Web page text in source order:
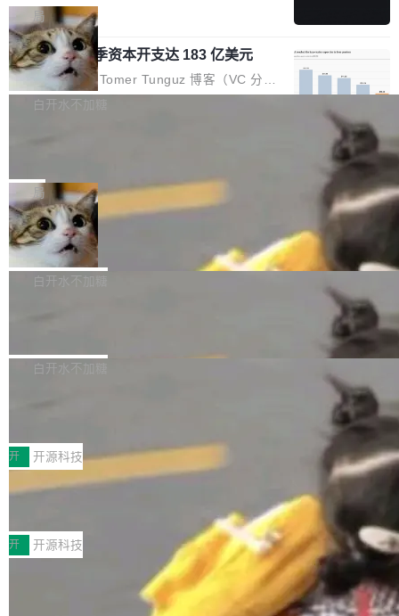
了。 闲置的 cell 会休眠到几乎不占资源。当 cel
l 迁移或唤醒时，新宿主从 S3 恢复 SQLite 数据
库继续执行。存储库是持久化的唯一真相...
例如iQOO Z11i、REDMI Note 17、REDMI No
te 17 Pro、OPPO K15，要么是vivo X300 E这
样的次旗舰。 Galaxy Z Fold8 Ultra / Z Fold8 /
Z Flip8三款折叠屏新机均在7月22日发布，且全
部搭载骁龙8 Elite Gen5 for Galaxy，它们本该
个在 git commit 之间记录每一次编辑操作的版
本控制系统。目前处于 Early Access 阶段。 De
ltaDB 的核心思路直接写在 landing page 最显
眼的位置：「Software is made between com
mits」——软件是在 commit 之间写出来的。git
是把这段空隙补上。 回退到任何一次编辑：Delt
aDB 捕获 commit 之间的每一次操作，...
局
SpaceXAI 单季资本开支达 183 亿美元
根据风险投资人Tomer Tunguz 博客（VC 分
析）披露的最新分析与第二季度业绩报告，Spac
微软同期总资本开支的四成。 与亚马逊、Alpha
bet、微软以及 Meta 等传统科技巨头相比，Spa
ceXAI的资金消耗速度尤为引人瞩目。然而，支
撑庞大支出的资金来源却呈现出截然不同的面
貌。数据显示，微软和 Meta 主要依托充沛的经
白开水不加糖
一个在终端里运行的编程 agent；Muse Spark
1.2，驱动这个 agent 的新模型。一句话概括：
你可以用 curl -fsSL https://dev.meta.ai/install.
sh | bash 安装一个能在大项目里自动规划、写
代码、验证结果的 AI 终端工具。 据介绍，Muse
个主 agent 循环，外加一组后台 agent。这些后
局
美团开源 LoHoSearch，用知识图谱校
准 AI 能力认知
机器出题的前提，是让机器拥有全局视野。整个
构建流程可以分为四个环节：建图 → 控制难度
白开水不加糖
库，并将作为transport接入Mooncake TENT。
MPComm将作为一种传输引擎接入Mooncake T
ENT，实现零拷贝传输性能提升30%、非零拷贝
传输性能最高提升5倍。UCL-MPComm底层基
于自研UCL-Engine通信引擎，后续腾讯网平将
持续开源更多基于UCL-Engine的高性能通信组
件。 腾讯网平团队在UCL-MPComm中实现了一
个独立于业务线程的全局通信引擎（Engine），
白开水不加糖
型案例入选名单》，深信服“面向企业研发场景的
开源 AI 编程平台 CoStrict 应用”凭借卓越的技术
创新与落地成效成功入选。 全链路私有化部署，
助力企业AI研发安全落地 当前，越来越多企业已
经开始引入 AI Coding 工具，通过调用公有云模
型或企业内部部署模型提升研发效率。但随着 AI
Coding 从个人辅助工具逐步走向团队级、组织
级应用，企业在规模化落地过程中，对安全性、
开 开源科技
深信服AI算力网关入选工信部人工智能
前不久，工业和信息化部正式发布《2025年人工
智能应用典型案例名单》，集中展示人工智能在
各领域的应用成果，覆盖技术底座、行业赋能、
产品应用、支撑保障、专题等五大方向。深信服
AI算力网关（AI创新平台）成功入选！ 随着各行
开 开源科技
Jeff Dean 离开 Google：一个时代的结
束，一个实验室的开始
Google 员工编号 20。MapReduce 作者之一。